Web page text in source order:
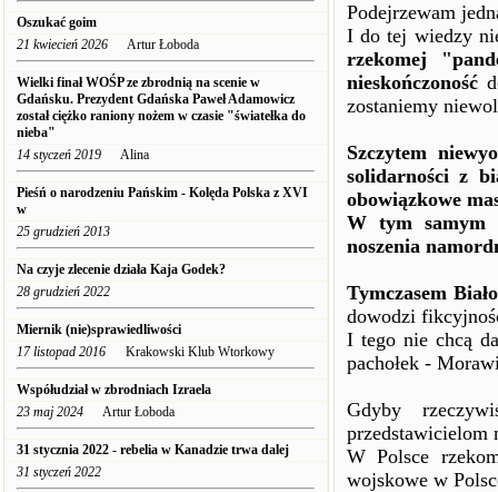
Oszukać goim
21 kwiecień 2026 Artur Łoboda
Wielki finał WOŚP ze zbrodnią na scenie w
Gdańsku. Prezydent Gdańska Paweł Adamowicz
został ciężko raniony nożem w czasie "światełka do
nieba"
14 styczeń 2019 Alina
Pieśń o narodzeniu Pańskim - Kolęda Polska z XVI
w
25 grudzień 2013
Na czyje zlecenie działa Kaja Godek?
28 grudzień 2022
Miernik (nie)sprawiedliwości
17 listopad 2016 Krakowski Klub Wtorkowy
Współudział w zbrodniach Izraela
23 maj 2024 Artur Łoboda
31 stycznia 2022 - rebelia w Kanadzie trwa dalej
31 styczeń 2022
Podejrzewam
I do tej wiedzy
rzekomej
nieskończoność
zostaniemy
Szczytem
solidarności z
obowiązkowe
W tym samym
noszenia
Tymczasem
dowodzi
I tego nie chcą
pachołek -
Gdyby
przedstawicielom
W Polsce
wojskowe w